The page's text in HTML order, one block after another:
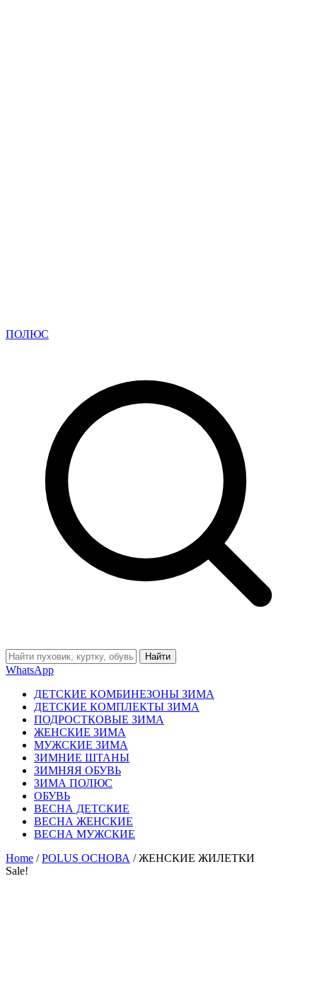
ПОЛЮС
Найти
WhatsApp
ДЕТСКИЕ КОМБИНЕЗОНЫ ЗИМА
ДЕТСКИЕ КОМПЛЕКТЫ ЗИМА
ПОДРОСТКОВЫЕ ЗИМА
ЖЕНСКИЕ ЗИМА
МУЖСКИЕ ЗИМА
ЗИМНИЕ ШТАНЫ
ЗИМНЯЯ ОБУВЬ
ЗИМА ПОЛЮС
ОБУВЬ
ВЕСНА ДЕТСКИЕ
ВЕСНА ЖЕНСКИЕ
ВЕСНА МУЖСКИЕ
Home /POLUS ОСНОВА / ЖЕНСКИЕ ЖИЛЕТКИ
Sale!